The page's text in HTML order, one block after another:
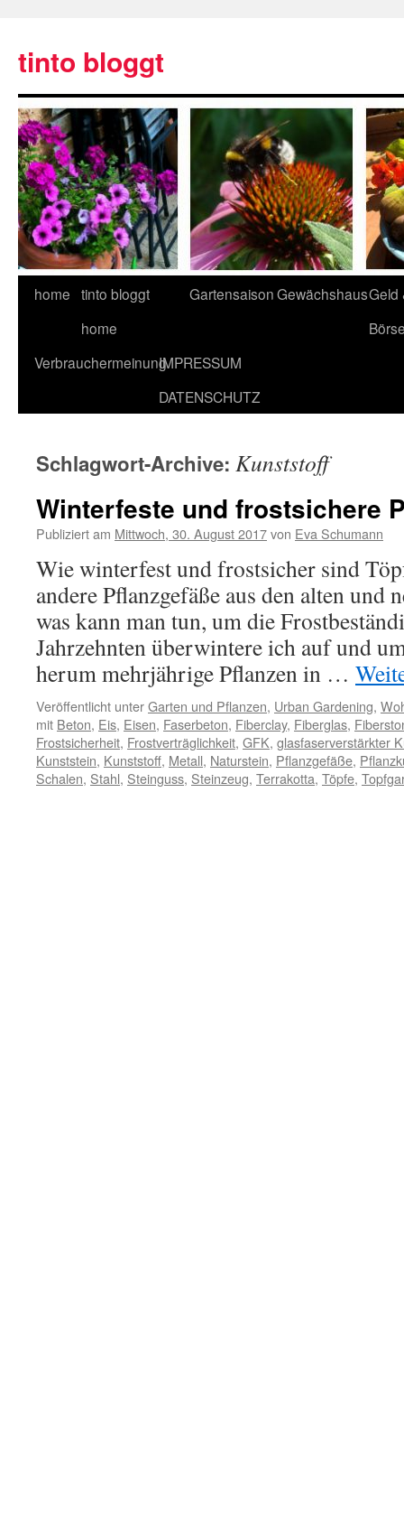
tinto bloggt
home tinto bloggt
home
GartensaisonGewächshausGeld
VerbrauchermeinungIMPRESSUM
DATENSCHUTZ
Schlagwort-Archive: Kunststoff
Winterfeste und frostsichere
Publiziert am Mittwoch, 30. August 2017von Eva Schumann
Wie winterfest und frostsicher sind
andere Pflanzgefäße aus den alten und
was kann man tun, um die
Jahrzehnten überwintere ich auf und
herum mehrjährige Pflanzen in …
Veröffentlicht unterGarten und Pflanzen, Urban Gardening,
mit Beton, Eis, Eisen, Faserbeton, Fiberclay, Fiberglas,
Frostsicherheit, Frostverträglichkeit, GFK, glasfaserverstärkter
Kunststein, Kunststoff, Metall, Naturstein, Pflanzgefäße,
Schalen, Stahl, Steinguss, Steinzeug, Terrakotta, Töpfe,